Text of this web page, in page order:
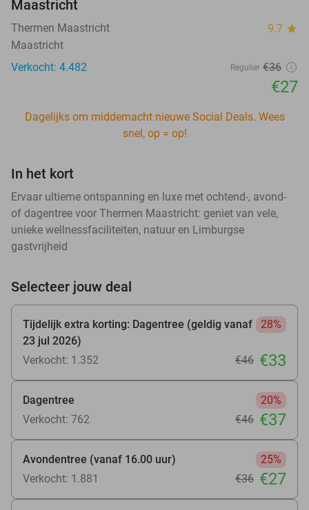
Maastricht
Thermen Maastricht 9.7 star
Maastricht
Verkocht: 4.482
Regulier €36
€27
Dagelijks om middernacht nieuwe Social Deals. Wees
snel, op = op!
In het kort
Ervaar ultieme ontspanning en luxe met ochtend-, avond-
of dagentree voor Thermen Maastricht: geniet van vele,
unieke wellnessfaciliteiten, natuur en Limburgse
gastvrijheid
Selecteer jouw deal
Tijdelijk extra korting: Dagentree (geldig vanaf
23 jul 2026)
28%
Verkocht: 1.352 €46 €33
Dagentree
20%
Verkocht: 762
€46 €37
Avondentree (vanaf 16.00 uur)
25%
Verkocht: 1.881
€36 €27